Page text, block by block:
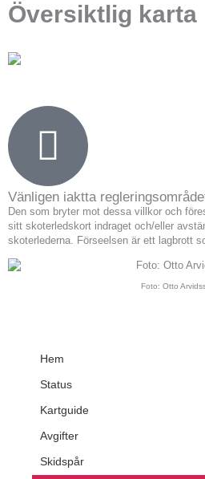
Översiktlig karta
Vänligen iaktta
Den som bryter mot dessa villkor och
sitt skoterledskort indraget och/eller
skoterlederna. Förseelsen är ett lagbrott
Foto: Otto
Hem
Status
Kartguide
Avgifter
Skidspår